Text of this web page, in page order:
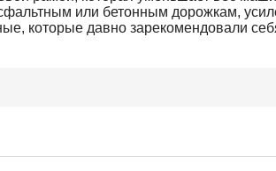
или бетонным дорожкам,
которые давно зарекомендовали